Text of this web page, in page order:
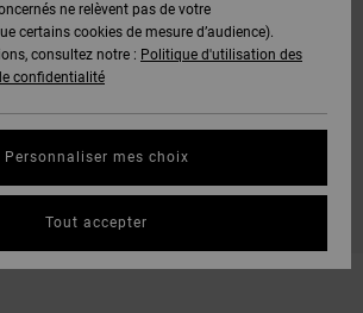
ne relèvent pas de votre
certains cookies de mesure d’audience).
consultez notre : Politique d'utilisation des
confidentialité
Personnaliser mes choix
Tout accepter